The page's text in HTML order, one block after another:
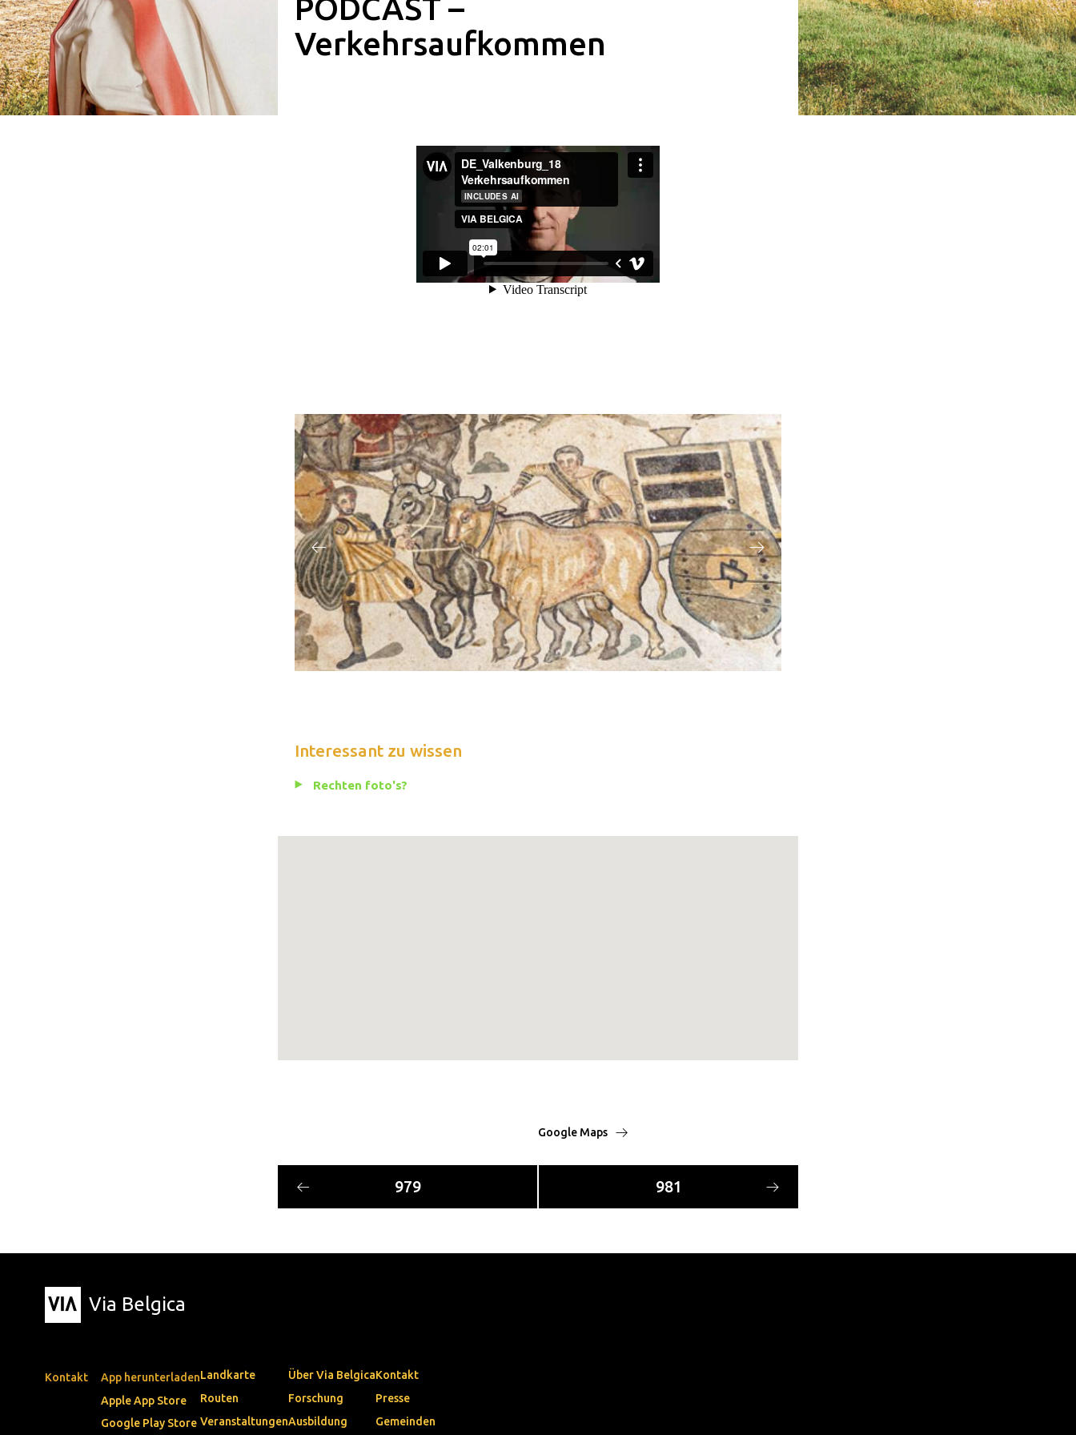
PODCAST –
Verkehrsaufkommen
Interessant zu wissen
Rechten foto's?
Google Maps
979 981
Via Belgica
Kontakt
App herunterladen
Apple App Store
Google Play Store
Landkarte
Routen
Veranstaltungen
Über Via Belgica
Forschung
Ausbildung
Kontakt
Presse
Gemeinden